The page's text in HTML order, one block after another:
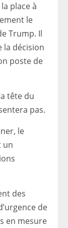
place à
le
Trump. Il
la décision
poste de
tête du
pas.
le
un
des
de
en mesure